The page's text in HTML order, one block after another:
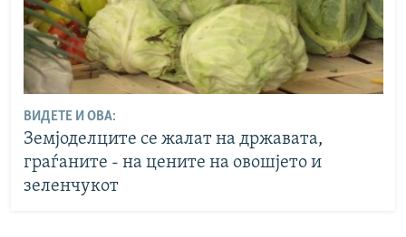
ВИДЕТЕ И ОВА:
Земјоделците се жалат на државата,
граѓаните - на цените на овошјето и
зеленчукот